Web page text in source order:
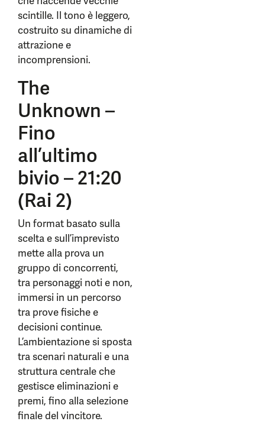
scintille. Il tono è leggero,
costruito su dinamiche di
attrazione e
incomprensioni.
The
Unknown –
Fino
all’ultimo
bivio – 21:20
(Rai 2)
Un format basato sulla
scelta e sull’imprevisto
mette alla prova un
gruppo di concorrenti,
tra personaggi noti e non,
immersi in un percorso
tra prove fisiche e
decisioni continue.
L’ambientazione si sposta
tra scenari naturali e una
struttura centrale che
gestisce eliminazioni e
premi, fino alla selezione
finale del vincitore.